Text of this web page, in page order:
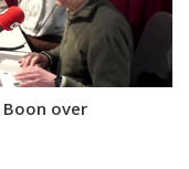
Boon over